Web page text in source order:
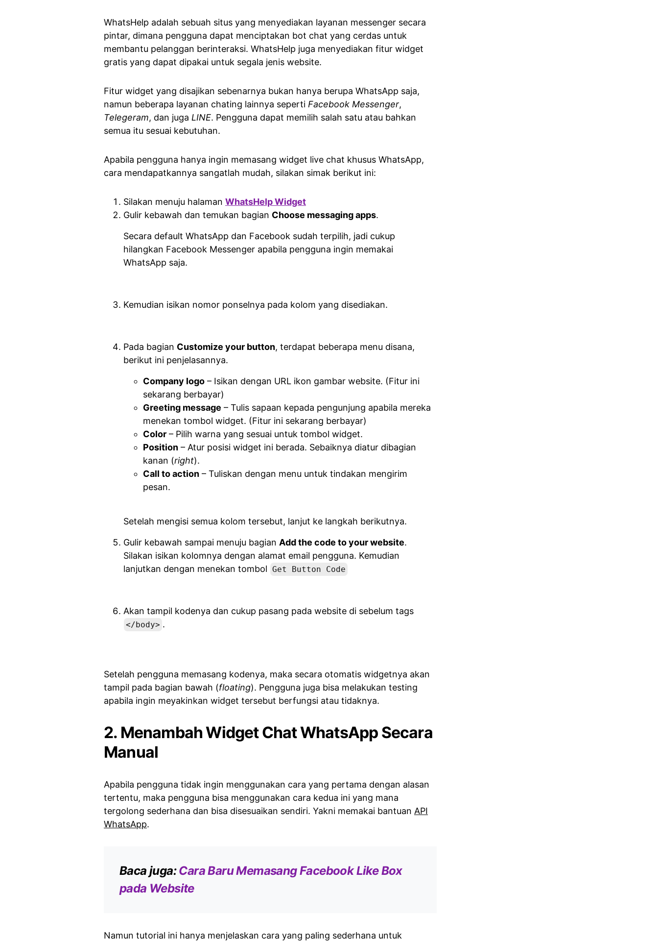
WhatsHelp adalah sebuah situs yang menyediakan layanan messenger secara
pintar, dimana pengguna dapat menciptakan bot chat yang cerdas untuk
membantu pelanggan berinteraksi. WhatsHelp juga menyediakan fitur widget
gratis yang dapat dipakai untuk segala jenis website.
Fitur widget yang disajikan sebenarnya bukan hanya berupa WhatsApp saja,
namun beberapa layanan chating lainnya seperti Facebook Messenger,
Telegeram, dan juga LINE. Pengguna dapat memilih salah satu atau bahkan
semua itu sesuai kebutuhan.
Apabila pengguna hanya ingin memasang widget live chat khusus WhatsApp,
cara mendapatkannya sangatlah mudah, silakan simak berikut ini:
Silakan menuju halaman WhatsHelp Widget
Gulir kebawah dan temukan bagian Choose messaging apps.
Secara default WhatsApp dan Facebook sudah terpilih, jadi cukup
hilangkan Facebook Messenger apabila pengguna ingin memakai
WhatsApp saja.
Kemudian isikan nomor ponselnya pada kolom yang disediakan.
Pada bagian Customize your button, terdapat beberapa menu disana,
berikut ini penjelasannya.
Company logo – Isikan dengan URL ikon gambar website. (Fitur ini
sekarang berbayar)
Greeting message – Tulis sapaan kepada pengunjung apabila mereka
menekan tombol widget. (Fitur ini sekarang berbayar)
Color – Pilih warna yang sesuai untuk tombol widget.
Position – Atur posisi widget ini berada. Sebaiknya diatur dibagian
kanan (right).
Call to action – Tuliskan dengan menu untuk tindakan mengirim
pesan.
Setelah mengisi semua kolom tersebut, lanjut ke langkah berikutnya.
Gulir kebawah sampai menuju bagian Add the code to your website.
Silakan isikan kolomnya dengan alamat email pengguna. Kemudian
lanjutkan dengan menekan tombol Get Button Code
Akan tampil kodenya dan cukup pasang pada website di sebelum tags
</body> .
Setelah pengguna memasang kodenya, maka secara otomatis widgetnya akan
tampil pada bagian bawah (floating). Pengguna juga bisa melakukan testing
apabila ingin meyakinkan widget tersebut berfungsi atau tidaknya.
2. Menambah Widget Chat WhatsApp Secara
Manual
Apabila pengguna tidak ingin menggunakan cara yang pertama dengan alasan
tertentu, maka pengguna bisa menggunakan cara kedua ini yang mana
tergolong sederhana dan bisa disesuaikan sendiri. Yakni memakai bantuan API
WhatsApp.
Baca juga:Cara Baru Memasang Facebook Like Box
pada Website
Namun tutorial ini hanya menjelaskan cara yang paling sederhana untuk